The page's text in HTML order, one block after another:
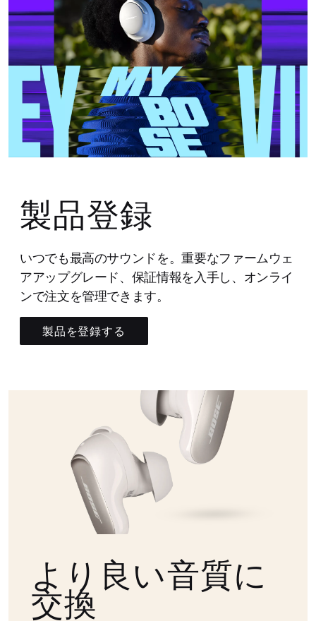
製品登録
いつでも最高のサウンドを。重要なファームウェ
アアップグレード、保証情報を入手し、オンライ
ンで注文を管理できます。
製品を登録する
より良い音質に
交換